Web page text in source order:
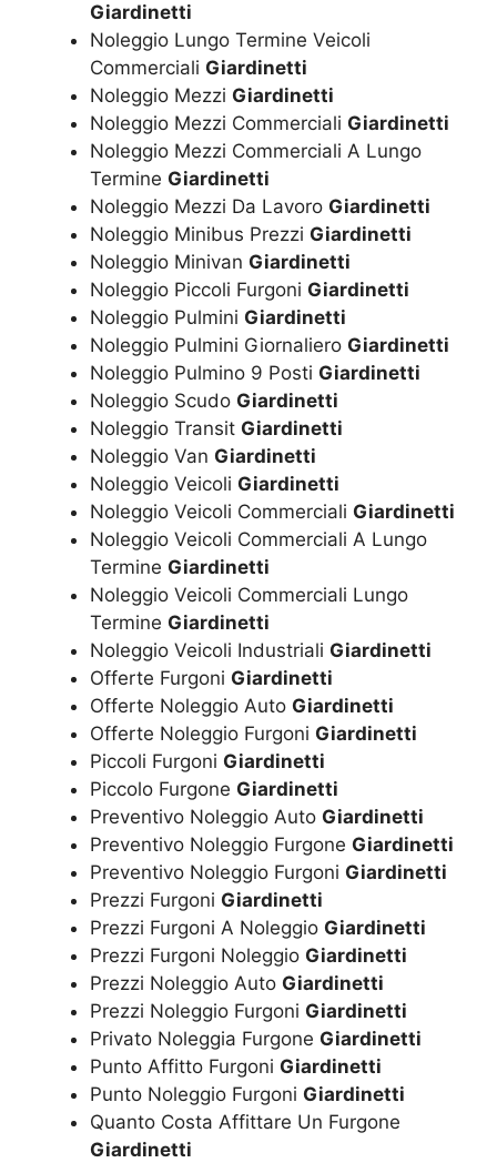
Giardinetti
Noleggio Lungo Termine Veicoli
Commerciali Giardinetti
Noleggio Mezzi Giardinetti
Noleggio Mezzi Commerciali Giardinetti
Noleggio Mezzi Commerciali A Lungo
Termine Giardinetti
Noleggio Mezzi Da Lavoro Giardinetti
Noleggio Minibus Prezzi Giardinetti
Noleggio Minivan Giardinetti
Noleggio Piccoli Furgoni Giardinetti
Noleggio Pulmini Giardinetti
Noleggio Pulmini Giornaliero Giardinetti
Noleggio Pulmino 9 Posti Giardinetti
Noleggio Scudo Giardinetti
Noleggio Transit Giardinetti
Noleggio Van Giardinetti
Noleggio Veicoli Giardinetti
Noleggio Veicoli Commerciali Giardinetti
Noleggio Veicoli Commerciali A Lungo
Termine Giardinetti
Noleggio Veicoli Commerciali Lungo
Termine Giardinetti
Noleggio Veicoli Industriali Giardinetti
Offerte Furgoni Giardinetti
Offerte Noleggio Auto Giardinetti
Offerte Noleggio Furgoni Giardinetti
Piccoli Furgoni Giardinetti
Piccolo Furgone Giardinetti
Preventivo Noleggio Auto Giardinetti
Preventivo Noleggio Furgone Giardinetti
Preventivo Noleggio Furgoni Giardinetti
Prezzi Furgoni Giardinetti
Prezzi Furgoni A Noleggio Giardinetti
Prezzi Furgoni Noleggio Giardinetti
Prezzi Noleggio Auto Giardinetti
Prezzi Noleggio Furgoni Giardinetti
Privato Noleggia Furgone Giardinetti
Punto Affitto Furgoni Giardinetti
Punto Noleggio Furgoni Giardinetti
Quanto Costa Affittare Un Furgone
Giardinetti